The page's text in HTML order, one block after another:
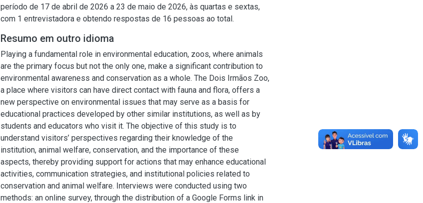
período de 17 de abril de 2026 a 23 de maio de 2026, às quartas e sextas,
com 1 entrevistadora e obtendo respostas de 16 pessoas ao total.
Resumo em outro idioma
Playing a fundamental role in environmental education, zoos, where animals
are the primary focus but not the only one, make a significant contribution to
environmental awareness and conservation as a whole. The Dois Irmãos Zoo,
a place where visitors can have direct contact with fauna and flora, offers a
new perspective on environmental issues that may serve as a basis for
educational practices developed by other similar institutions, as well as by
students and educators who visit it. The objective of this study is to
understand visitors’ perspectives regarding their knowledge of the
institution, animal welfare, conservation, and the importance of these
aspects, thereby providing support for actions that may enhance educational
activities, communication strategies, and institutional policies related to
conservation and animal welfare. Interviews were conducted using two
methods: an online survey, through the distribution of a Google Forms link in